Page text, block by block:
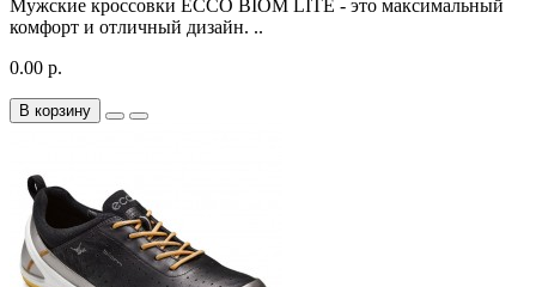
Мужские кроссовки ECCO BIOM LITE - это максимальный
комфорт и отличный дизайн. ..
0.00 р.
В корзину